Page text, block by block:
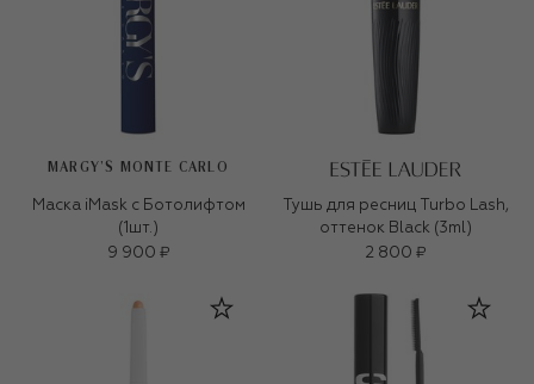
MARGY’S MONTE CARLO
Маска iMask с Ботолифтом
(1шт.)
9 900 ₽
Тушь для ресниц Turbo Lash,
оттенок Black (3ml)
2 800 ₽